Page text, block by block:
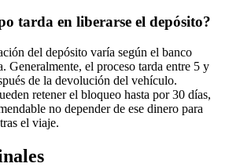
tarda en liberarse el depósito?
del depósito varía según el banco
Generalmente, el proceso tarda entre 5 y
de la devolución del vehículo.
retener el bloqueo hasta por 30 días,
no depender de ese dinero para
el viaje.